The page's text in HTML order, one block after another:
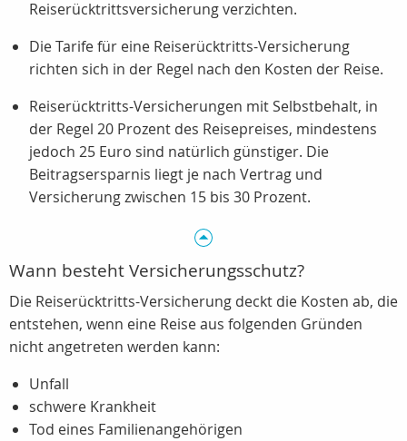
Reiserücktrittsversicherung verzichten.
Die Tarife für eine Reiserücktritts-Versicherung
richten sich in der Regel nach den Kosten der Reise.
Reiserücktritts-Versicherungen mit Selbstbehalt, in
der Regel 20 Prozent des Reisepreises, mindestens
jedoch 25 Euro sind natürlich günstiger. Die
Beitragsersparnis liegt je nach Vertrag und
Versicherung zwischen 15 bis 30 Prozent.
Wann besteht Versicherungsschutz?
Die Reiserücktritts-Versicherung deckt die Kosten ab, die
entstehen, wenn eine Reise aus folgenden Gründen
nicht angetreten werden kann:
Unfall
schwere Krankheit
Tod eines Familienangehörigen